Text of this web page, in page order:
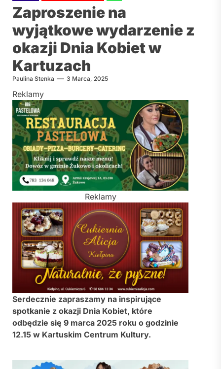
Zaproszenie na
wyjątkowe wydarzenie z
okazji Dnia Kobiet w
Kartuzach
Paulina Stenka 3 Marca, 2025
Reklamy
Reklamy
Serdecznie zapraszamy na inspirujące
spotkanie z okazji Dnia Kobiet, które
odbędzie się 9 marca 2025 roku o godzinie
12.15 w Kartuskim Centrum Kultury.